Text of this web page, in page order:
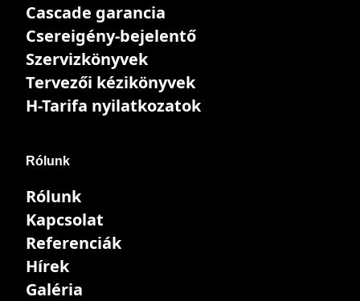
Cascade garancia
Csereigény-bejelentő
Szervizkönyvek
Tervezői kézikönyvek
H-Tarifa nyilatkozatok
Rólunk
Rólunk
Kapcsolat
Referenciák
Hírek
Galéria